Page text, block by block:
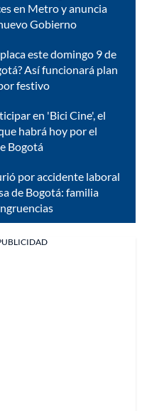
en Metro y anuncia
Gobierno
este domingo 9 de
Así funcionará plan
festivo
en 'Bici Cine', el
habrá hoy por el
Bogotá
por accidente laboral
de Bogotá: familia